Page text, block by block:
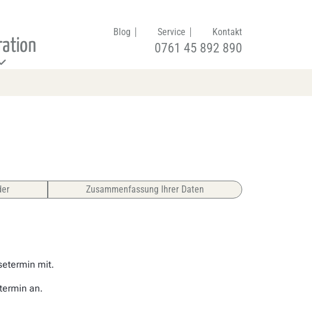
Blog Service Kontakt
0761 45 892 890
Zusammenfassung Ihrer Daten
mit.
an.